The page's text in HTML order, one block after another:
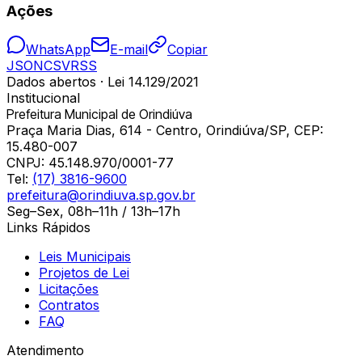
Ações
WhatsApp E-mail
Copiar
JSONCSVRSS
Dados abertos · Lei 14.129/2021
Institucional
Prefeitura Municipal de Orindiúva
Praça Maria Dias, 614 - Centro, Orindiúva/SP, CEP:
15.480-007
CNPJ: 45.148.970/0001-77
Tel: (17) 3816-9600
prefeitura@orindiuva.sp.gov.br
Seg–Sex, 08h–11h / 13h–17h
Links Rápidos
Leis Municipais
Projetos de Lei
Licitações
Contratos
FAQ
Atendimento